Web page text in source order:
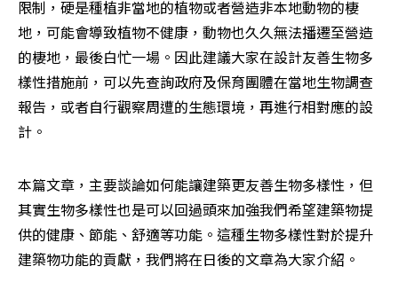
限制，硬是種植非當地的植物或者營造非本地動物的棲
地，可能會導致植物不健康，動物也久久無法播遷至營造
的棲地，最後白忙一場。因此建議大家在設計友善生物多
樣性措施前，可以先查詢政府及保育團體在當地生物調查
報告，或者自行觀察周遭的生態環境，再進行相對應的設
計。
本篇文章，主要談論如何能讓建築更友善生物多樣性，但
其實生物多樣性也是可以回過頭來加強我們希望建築物提
供的健康、節能、舒適等功能。這種生物多樣性對於提升
建築物功能的貢獻，我們將在日後的文章為大家介紹。